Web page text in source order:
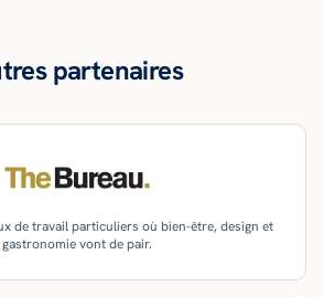
partenaires
de travail particuliers où bien-être, design et
gastronomie vont de pair.